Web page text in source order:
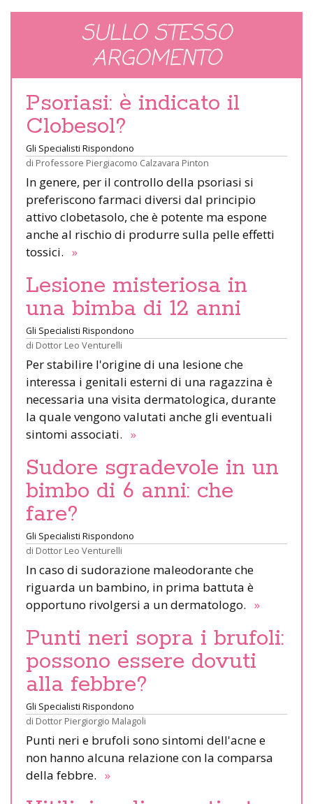
SULLO STESSO
ARGOMENTO
Psoriasi: è indicato il
Clobesol?
Gli Specialisti Rispondono
di Professore Piergiacomo Calzavara Pinton
In genere, per il controllo della psoriasi si
preferiscono farmaci diversi dal principio
attivo clobetasolo, che è potente ma espone
anche al rischio di produrre sulla pelle effetti
tossici. »
Lesione misteriosa in
una bimba di 12 anni
Gli Specialisti Rispondono
di Dottor Leo Venturelli
Per stabilire l'origine di una lesione che
interessa i genitali esterni di una ragazzina è
necessaria una visita dermatologica, durante
la quale vengono valutati anche gli eventuali
sintomi associati. »
Sudore sgradevole in un
bimbo di 6 anni: che
fare?
Gli Specialisti Rispondono
di Dottor Leo Venturelli
In caso di sudorazione maleodorante che
riguarda un bambino, in prima battuta è
opportuno rivolgersi a un dermatologo. »
Punti neri sopra i brufoli:
possono essere dovuti
alla febbre?
Gli Specialisti Rispondono
di Dottor Piergiorgio Malagoli
Punti neri e brufoli sono sintomi dell'acne e
non hanno alcuna relazione con la comparsa
della febbre. »